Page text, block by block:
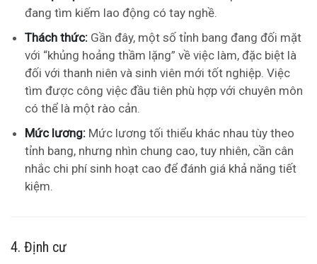
đang tìm kiếm lao động có tay nghề.
Thách thức: Gần đây, một số tỉnh bang đang đối mặt
với “khủng hoảng thầm lặng” về việc làm, đặc biệt là
đối với thanh niên và sinh viên mới tốt nghiệp. Việc
tìm được công việc đầu tiên phù hợp với chuyên môn
có thể là một rào cản.
Mức lương: Mức lương tối thiểu khác nhau tùy theo
tỉnh bang, nhưng nhìn chung cao, tuy nhiên, cần cân
nhắc chi phí sinh hoạt cao để đánh giá khả năng tiết
kiệm.
4. Định cư